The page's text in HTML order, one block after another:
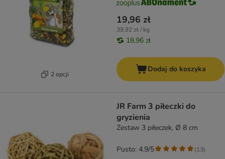
2 opcji
19,96 zł
39,92 zł / kg
18,96 zł
Dodaj do koszyka
JR Farm 3 piłeczki do
gryzienia
Zestaw 3 piłeczek, Ø 8 cm
Pusto: 4.9/5 (13)